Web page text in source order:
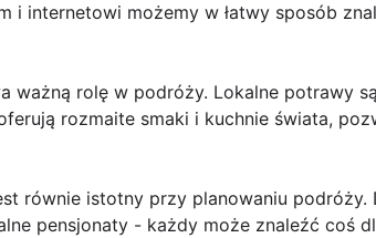
i internetowi możemy w łatwy sposób
ważną rolę w podróży. Lokalne potrawy
rozmaite smaki i kuchnie świata,
równie istotny przy planowaniu
pensjonaty - każdy może znaleźć coś